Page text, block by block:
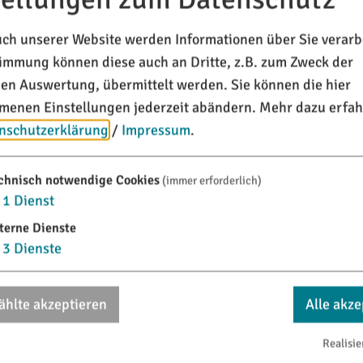
550 km Länge ein beachtliches archäologisches
Grenzbefestigung über eine Gesamtlänge von
115 km quer durch den Naturpark, vorbei an
für kulturhistorisch Interessierte, sondern ist auch
unserer Website werden Informationen über Sie
können diese auch an Dritte, z.B. zum Zweck der
Auswertung, übermittelt werden. Sie können die hier
Einstellungen jederzeit abändern. Mehr dazu
/ Impressum.
notwendige Cookies (immer erforderlich)
1 Dienst
Dienste
3 Dienste
akzeptieren Alle